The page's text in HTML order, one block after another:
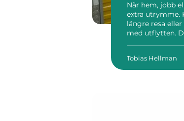
När hem, jobb
extra utrymme.
längre resa
med utflytten.
Tobias Hellman